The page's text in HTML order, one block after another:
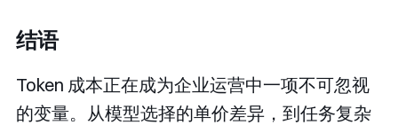
结语
Token 成本正在成为企业运营中一项不可忽视
的变量。从模型选择的单价差异，到任务复杂